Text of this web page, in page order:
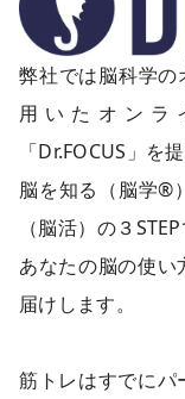
弊社では脳科学
用いたオンラ
「Dr.FOCUS」を
脳を知る（脳学®︎
（脳活）の３
あなたの脳の使
届けします。
筋トレはすでにパ